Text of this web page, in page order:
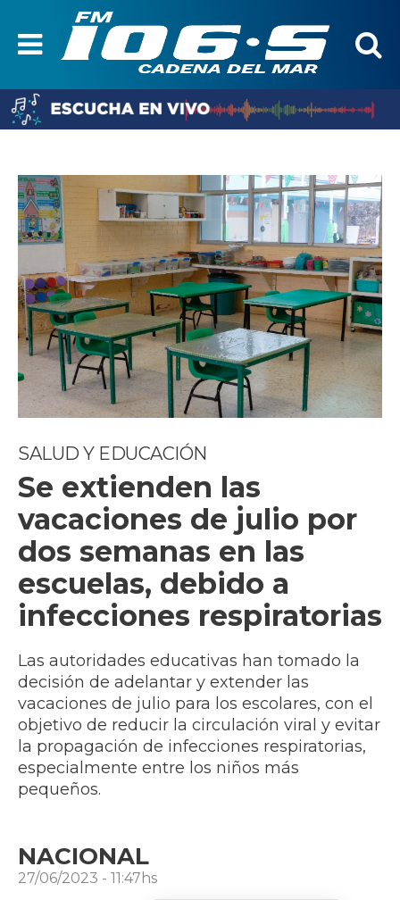
SALUD Y EDUCACIÓN
Se extienden las
vacaciones de julio por
dos semanas en las
escuelas, debido a
infecciones respiratorias
Las autoridades educativas han tomado la
decisión de adelantar y extender las
vacaciones de julio para los escolares, con el
objetivo de reducir la circulación viral y evitar
la propagación de infecciones respiratorias,
especialmente entre los niños más
pequeños.
NACIONAL
27/06/2023 - 11:47hs